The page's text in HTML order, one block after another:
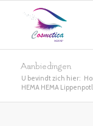
Aanbiedingen
U bevindt zich hier:
HEMA HEMA